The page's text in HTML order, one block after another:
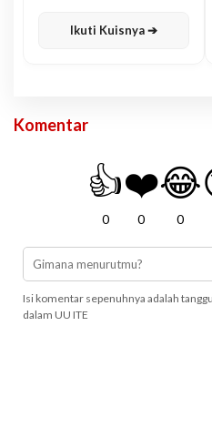
Ikuti Kuisnya ➔
Komentar
👍
0
❤️
0
😂
0
Isi komentar sepenuhnya adalah
dalam UU ITE